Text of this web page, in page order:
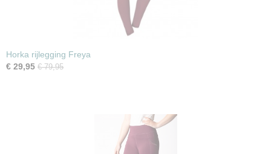
Horka rijlegging Freya
€ 29,95 € 79,95